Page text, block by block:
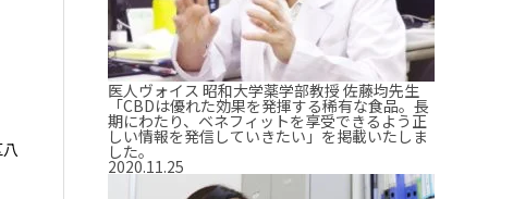
医人ヴォイス 昭和大学薬学部教授 佐藤均先生
「CBDは優れた効果を発揮する稀有な食品。長
期にわたり、ベネフィットを享受できるよう正
しい情報を発信していきたい」を掲載いたしま
した。
2020.11.25